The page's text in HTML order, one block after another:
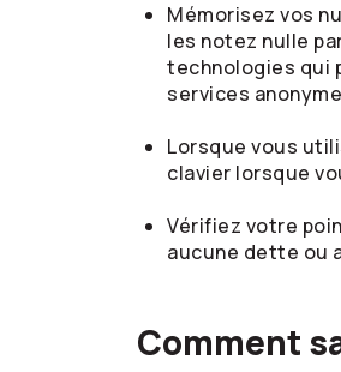
Mémorisez vos
les notez nulle
technologies qui
services
Lorsque vous
clavier lorsque
Vérifiez votre
aucune dette ou
Comment